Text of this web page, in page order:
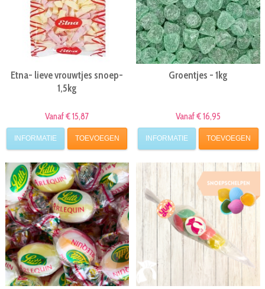
Etna- lieve vrouwtjes snoep-
1,5kg
Vanaf € 15,87
INFORMATIE TOEVOEGEN
Groentjes - 1kg
Vanaf € 16,95
INFORMATIE TOEVOEGEN